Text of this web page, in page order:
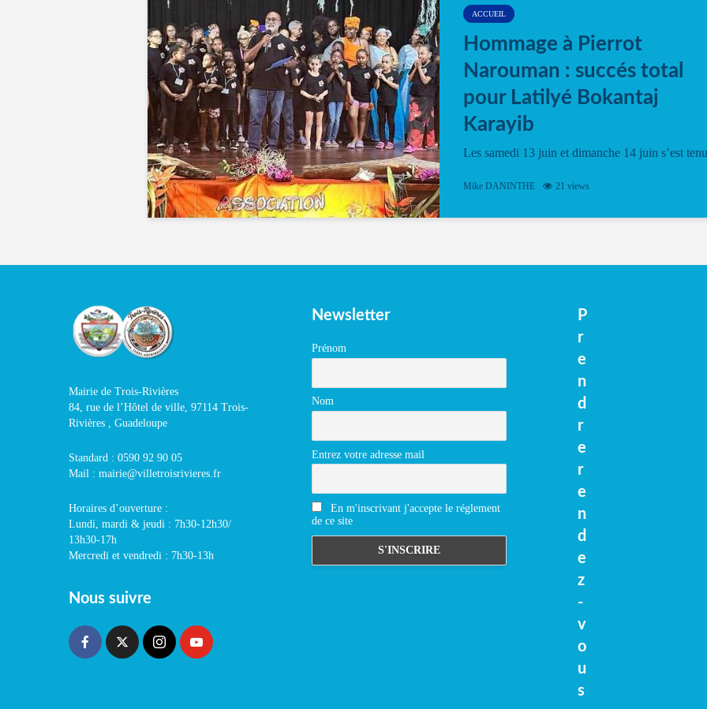
ACCUEIL
Hommage à Pierrot
Narouman : succés total
pour Latilyé Bokantaj
Karayib
Les samedi 13 juin et dimanche 14 juin s’est tenu
vibrant à Pierrot Narouman, organisé par
spectacle de fin d’année, présenté à la salle...
Mike DANINTHE 21 views
Mairie de Trois-Rivières
84, rue de l’Hôtel de ville, 97114 Trois-
Rivières , Guadeloupe
Standard : 0590 92 90 05
Mail : mairie@villetroisrivieres.fr
Horaires d’ouverture :
Lundi, mardi & jeudi : 7h30-12h30/
13h30-17h
Mercredi et vendredi : 7h30-13h
Nous suivre
Newsletter
Prénom
Nom
Entrez votre adresse mail
En m'inscrivant j'accepte le réglement
de ce site
P
r
e
n
d
r
e
r
e
n
d
e
z
-
v
o
u
s